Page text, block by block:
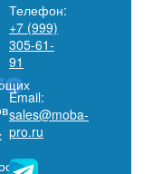
Телефон:
+7 (999)
305-61-
91
Email:
sales@moba-
pro.ru